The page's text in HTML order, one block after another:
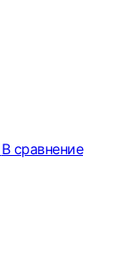
В сравнение